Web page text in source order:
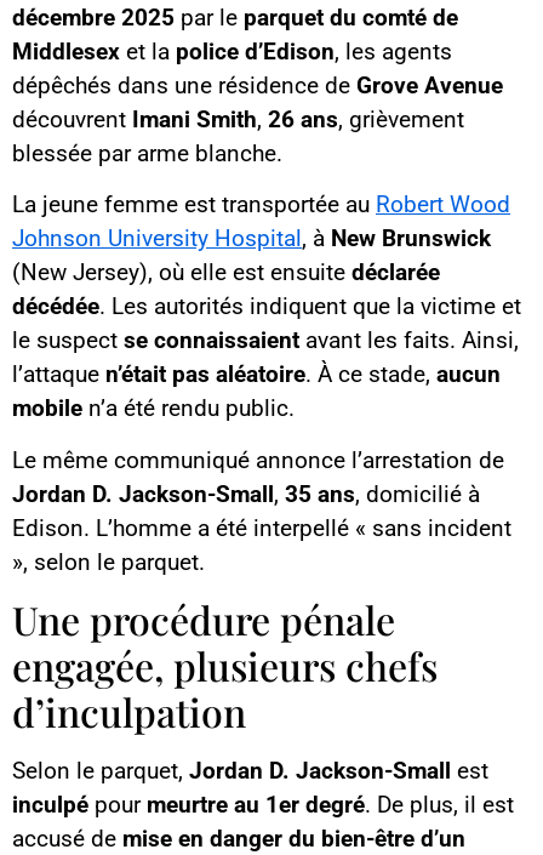
décembre 2025 par le parquet du comté de
Middlesex et la police d’Edison, les agents
dépêchés dans une résidence de Grove Avenue
découvrent Imani Smith, 26 ans, grièvement
blessée par arme blanche.
La jeune femme est transportée au Robert Wood
Johnson University Hospital, à New Brunswick
(New Jersey), où elle est ensuite déclarée
décédée. Les autorités indiquent que la victime et
le suspect se connaissaient avant les faits. Ainsi,
l’attaque n’était pas aléatoire. À ce stade, aucun
mobile n’a été rendu public.
Le même communiqué annonce l’arrestation de
Jordan D. Jackson-Small, 35 ans, domicilié à
Edison. L’homme a été interpellé « sans incident
», selon le parquet.
Une procédure pénale
engagée, plusieurs chefs
d’inculpation
Selon le parquet, Jordan D. Jackson-Small est
inculpé pour meurtre au 1er degré. De plus, il est
accusé de mise en danger du bien-être d’un